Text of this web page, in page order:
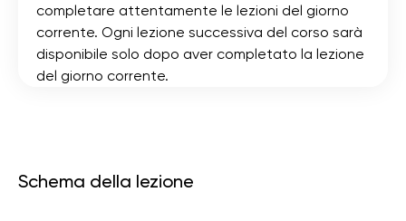
completare attentamente le lezioni del giorno
corrente. Ogni lezione successiva del corso sarà
disponibile solo dopo aver completato la lezione
del giorno corrente.
Schema della lezione